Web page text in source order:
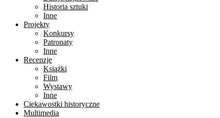
Historia sztuki
Inne
Projekty
Konkursy
Patronaty
Inne
Recenzje
Książki
Film
Wystawy
Inne
Ciekawostki historyczne
Multimedia